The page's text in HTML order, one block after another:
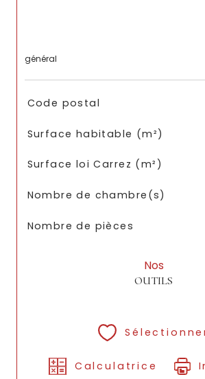
général
TRAD_SIROCCO_Caracteristique
Code postal
Surface habitable (m²)
Surface loi Carrez (m²)
Nombre de chambre(s)
Nombre de pièces
Nos
OUTILS
Calculatrice